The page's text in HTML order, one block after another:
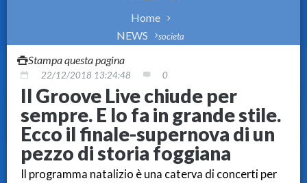
Home
NEWS
societa
Stampa questa pagina
22/12/2018 13:24:48 0
Il Groove Live chiude per
sempre. E lo fa in grande stile.
Ecco il finale-supernova di un
pezzo di storia foggiana
Il programma natalizio è una caterva di concerti per